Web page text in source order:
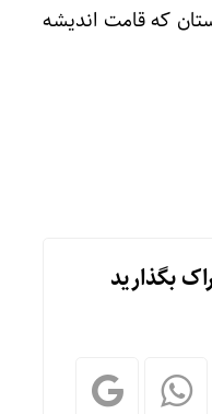
که قامت اندیشه
بگذارید